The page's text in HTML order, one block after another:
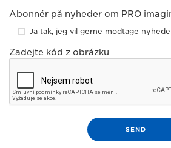
Abonnér på nyheder om PRO
Ja tak, jeg vil gerne modtage
Zadejte kód z obrázku